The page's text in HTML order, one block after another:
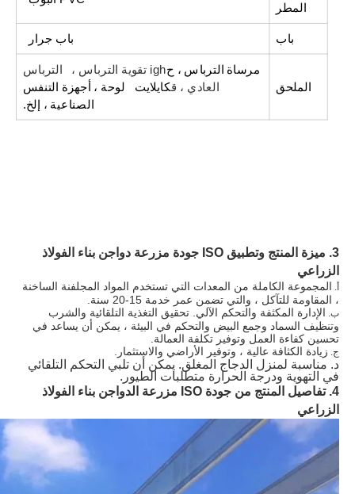
المطر
باب باب جرار
الملحق
مرساة الترباس ، ح
igh تقوية الترباس ، الترباس
العادي ، قكايلايت لوحة ، أجهزة التنفس
الصناعية ، إلخ.
3. ميزة المنتج وتطبيق ISO جودة مزرعة دواجن بناء الفولاذ
الزراعي
أ. المجموعة الكاملة من المعدات التي تستخدم المواد المجلفنة الساخنة
، المقاومة للتآكل ، والتي تضمن عمر خدمة 15-20 سنة.
ب. الإدارة المكثفة والتحكم الآلي. تحقيق التغذية التلقائية والشرب
وتنظيف السماد وجمع البيض والتحكم في البيئة ، يمكن أن يساعد في
تحسين كفاءة العمل وتوفير تكلفة العمالة.
ج. زيادة الكثافة عالية ، وتوفير الأراضي والاستثمار.
د. مناسبة لمنزل الدجاج المغلق. يمكن أن تلبي التحكم التلقائي
في التهوية ودرجة الحرارة متطلبات الطيور.
4. تفاصيل المنتج من جودة ISO مزرعة الدواجن بناء الفولاذ
الزراعي